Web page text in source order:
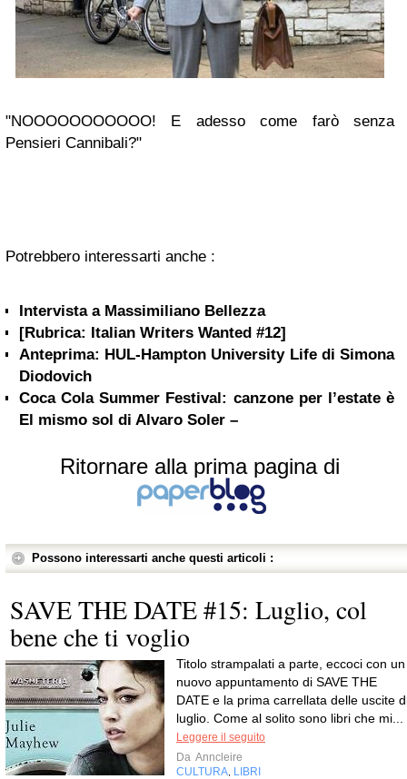
"NOOOOOOOOOOO! E adesso come farò senza
Pensieri Cannibali?"
Potrebbero interessarti anche :
Intervista a Massimiliano Bellezza
[Rubrica: Italian Writers Wanted #12]
Anteprima: HUL-Hampton University Life di Simona
Diodovich
Coca Cola Summer Festival: canzone per l’estate è
El mismo sol di Alvaro Soler –
Ritornare alla prima pagina di
Possono interessarti anche questi articoli :
SAVE THE DATE #15: Luglio, col
bene che ti voglio
Titolo strampalati a parte, eccoci con un
nuovo appuntamento di SAVE THE
DATE e la prima carrellata delle uscite
luglio. Come al solito sono libri che mi...
Leggere il seguito
Da Anncleire
CULTURA LIBRI